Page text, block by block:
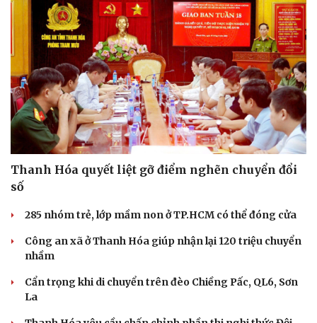
Thanh Hóa quyết liệt gỡ điểm nghẽn chuyển đổi
số
285 nhóm trẻ, lớp mầm non ở TP.HCM có thể đóng cửa
Công an xã ở Thanh Hóa giúp nhận lại 120 triệu chuyển
nhầm
Cẩn trọng khi di chuyển trên đèo Chiềng Pấc, QL6, Sơn
La